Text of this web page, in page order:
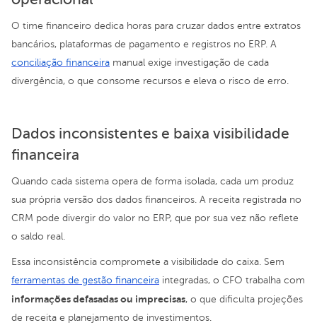
O time financeiro dedica horas para cruzar dados entre extratos
bancários, plataformas de pagamento e registros no ERP. A
conciliação financeira manual exige investigação de cada
divergência, o que consome recursos e eleva o risco de erro.
Dados inconsistentes e baixa visibilidade
financeira
Quando cada sistema opera de forma isolada, cada um produz
sua própria versão dos dados financeiros. A receita registrada no
CRM pode divergir do valor no ERP, que por sua vez não reflete
o saldo real.
Essa inconsistência compromete a visibilidade do caixa. Sem
ferramentas de gestão financeira integradas, o CFO trabalha com
informações defasadas ou imprecisas, o que dificulta projeções
de receita e planejamento de investimentos.